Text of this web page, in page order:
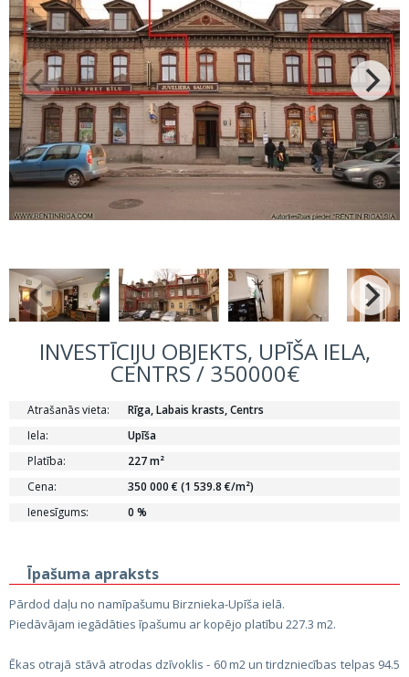
INVESTĪCIJU OBJEKTS, UPĪŠA IELA,
CENTRS / 350000€
Atrašanās vieta:
Rīga, Labais krasts, Centrs
Iela:
Upīša
Platība:
227 m²
Cena:
350 000 € (1 539.8 €/m²)
Ienesīgums:
0 %
Īpašuma apraksts
Pārdod daļu no namīpašumu Birznieka-Upīša ielā.
Piedāvājam iegādāties īpašumu ar kopējo platību 227.3 m2.
Ēkas otrajā stāvā atrodas dzīvoklis - 60 m2 un tirdzniecības telpas 94.5